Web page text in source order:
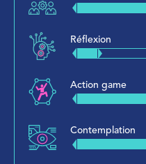
Réflexion
Action game
Contemplation